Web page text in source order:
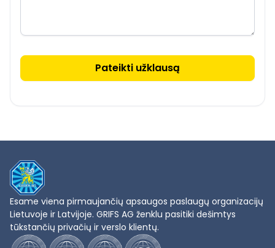
Esame viena pirmaujančių apsaugos paslaugų organizacijų
Lietuvoje ir Latvijoje. GRIFS AG ženklu pasitiki dešimtys
tūkstančių privačių ir verslo klientų.